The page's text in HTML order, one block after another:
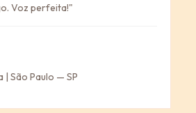
Voz perfeita!"
| São Paulo — SP